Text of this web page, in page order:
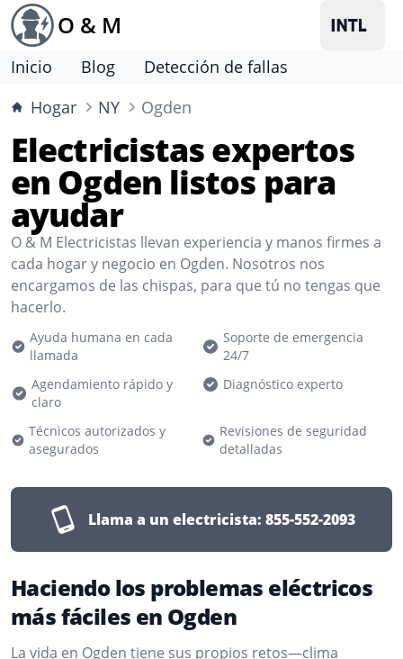
O & M
Inicio Blog
Detección de fallas
Hogar
NY Ogden
Electricistas expertos
en Ogden listos para
ayudar
O & M Electricistas llevan experiencia y manos firmes a
cada hogar y negocio en Ogden. Nosotros nos
encargamos de las chispas, para que tú no tengas que
hacerlo.
Ayuda humana en cada
llamada
Soporte de emergencia
24/7
Agendamiento rápido y
claro
Diagnóstico experto
Técnicos autorizados y
asegurados
Revisiones de seguridad
detalladas
Llama a un electricista: 855-552-2093
Haciendo los problemas eléctricos
más fáciles en Ogden
La vida en Ogden tiene sus propios retos—clima